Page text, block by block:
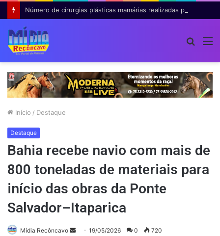
Início / Destaque
Destaque
Bahia recebe navio com mais de
800 toneladas de materiais para
início das obras da Ponte
Salvador–Itaparica
Mídia Recôncavo
Mande19/05/2026 0 720